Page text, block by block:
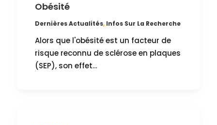
Obésité
Dernières Actualités, Infos Sur La Recherche
Alors que l'obésité est un facteur de
risque reconnu de sclérose en plaques
(SEP), son effet…